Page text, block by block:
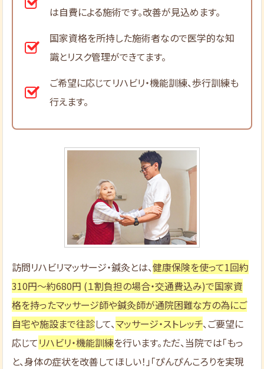
は自費による施術です。改善が見込めます。
国家資格を所持した施術者なので医学的な知
識とリスク管理ができてます。
ご希望に応じてリハビリ・機能訓練、歩行訓練も
行えます。
訪問リハビリマッサージ・鍼灸とは、健康保険を使って1回約
310円～約680円 (１割負担の場合・交通費込み)で国家資
格を持ったマッサージ師や鍼灸師が通院困難な方の為にご
自宅や施設まで往診して、マッサージ・ストレッチ、ご要望に
応じてリハビリ・機能訓練を行います。ただ、当院では「もっ
と、身体の症状を改善してほしい！」「ぴんぴんころりを実現